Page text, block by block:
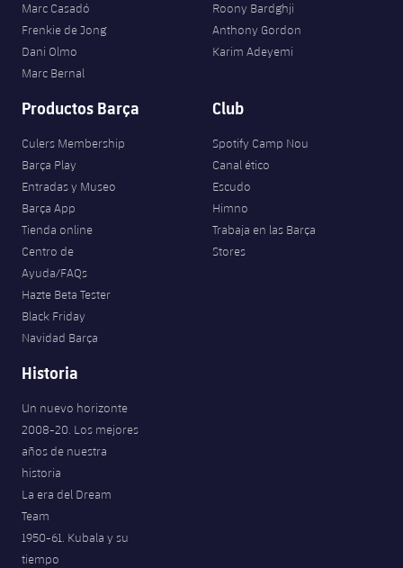
Marc Casadó
Frenkie de Jong
Dani Olmo
Marc Bernal
Roony Bardghji
Anthony Gordon
Karim Adeyemi
Productos Barça
Culers Membership
Barça Play
Entradas y Museo
Barça App
Tienda online
Centro de
Ayuda/FAQs
Hazte Beta Tester
Black Friday
Navidad Barça
Club
Spotify Camp Nou
Canal ético
Escudo
Himno
Trabaja en las Barça
Stores
Historia
Un nuevo horizonte
2008-20. Los mejores
años de nuestra
historia
La era del Dream
Team
1950-61. Kubala y su
tiempo